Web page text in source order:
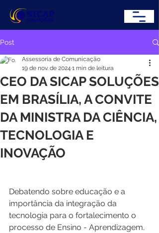
Post
CEO DA SICAP SOLUÇÕES
EM BRASÍLIA, A CONVITE
DA MINISTRA DA CIÊNCIA,
TECNOLOGIA E
INOVAÇÃO
Assessoria de Comunicação
19 de nov. de 2024 1 min de leitura
Debatendo sobre educação e a
importância da integração da
tecnologia para o fortalecimento o
processo de Ensino - Aprendizagem.